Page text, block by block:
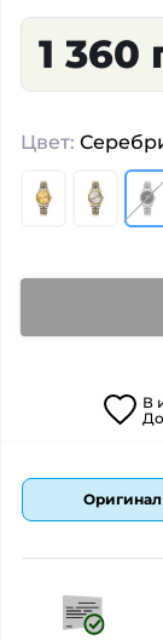
1 360
Цвет:
В
Оригинал